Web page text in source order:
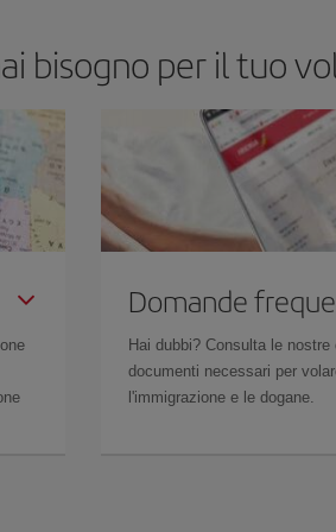
bisogno per il tuo
Domande
Hai dubbi? Consulta le nostre
documenti necessari per
l'immigrazione e le dogane.